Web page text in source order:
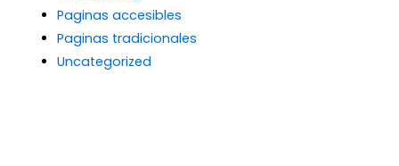
Paginas accesibles
Paginas tradicionales
Uncategorized